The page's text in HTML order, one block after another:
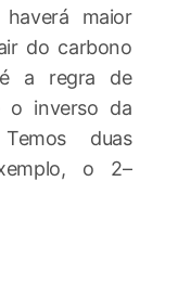
maior
do carbono
é a regra de
o inverso da
duas
o 2–